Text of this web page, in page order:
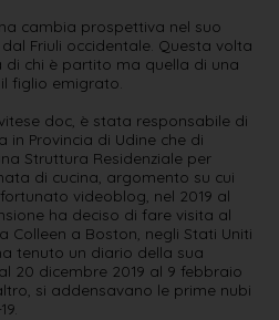
cambia prospettiva nel suo
Friuli occidentale. Questa volta
di chi è partito ma quella di una
figlio emigrato.
doc, è stata responsabile di
in Provincia di Udine che di
Struttura Residenziale per
di cucina, argomento su cui
videoblog, nel 2019 al
ha deciso di fare visita al
Colleen a Boston, negli Stati Uniti
tenuto un diario della sua
20 dicembre 2019 al 9 febbraio
si addensavano le prime nubi